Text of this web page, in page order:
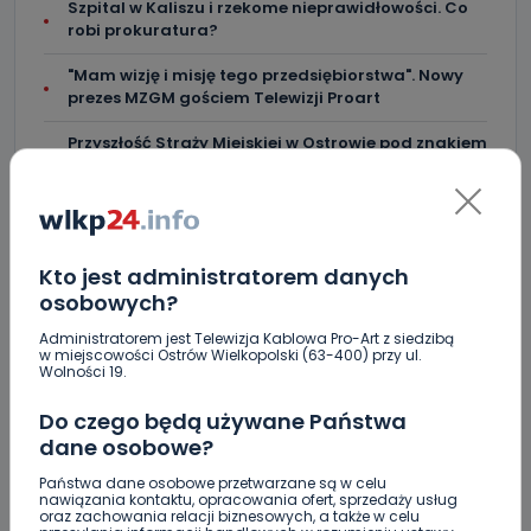
Kto jest administratorem danych
osobowych?
Administratorem jest Telewizja Kablowa Pro-Art z siedzibą
w miejscowości Ostrów Wielkopolski (63-400) przy ul.
Wolności 19.
Do czego będą używane Państwa
dane osobowe?
Państwa dane osobowe przetwarzane są w celu
nawiązania kontaktu, opracowania ofert, sprzedaży usług
oraz zachowania relacji biznesowych, a także w celu
Szpital w Kaliszu i rzekome nieprawidłowości. Co
robi prokuratura?
"Mam wizję i misję tego przedsiębiorstwa". Nowy
prezes MZGM gościem Telewizji Proart
Przyszłość Straży Miejskiej w Ostrowie pod znakiem
Wreszcie będzie nowe schronisko w Krotoszynie.
Podpisano umowę
Skomentuj ten wpis jako pierwszy!
DOŁĄCZ DO DYSKUSJI